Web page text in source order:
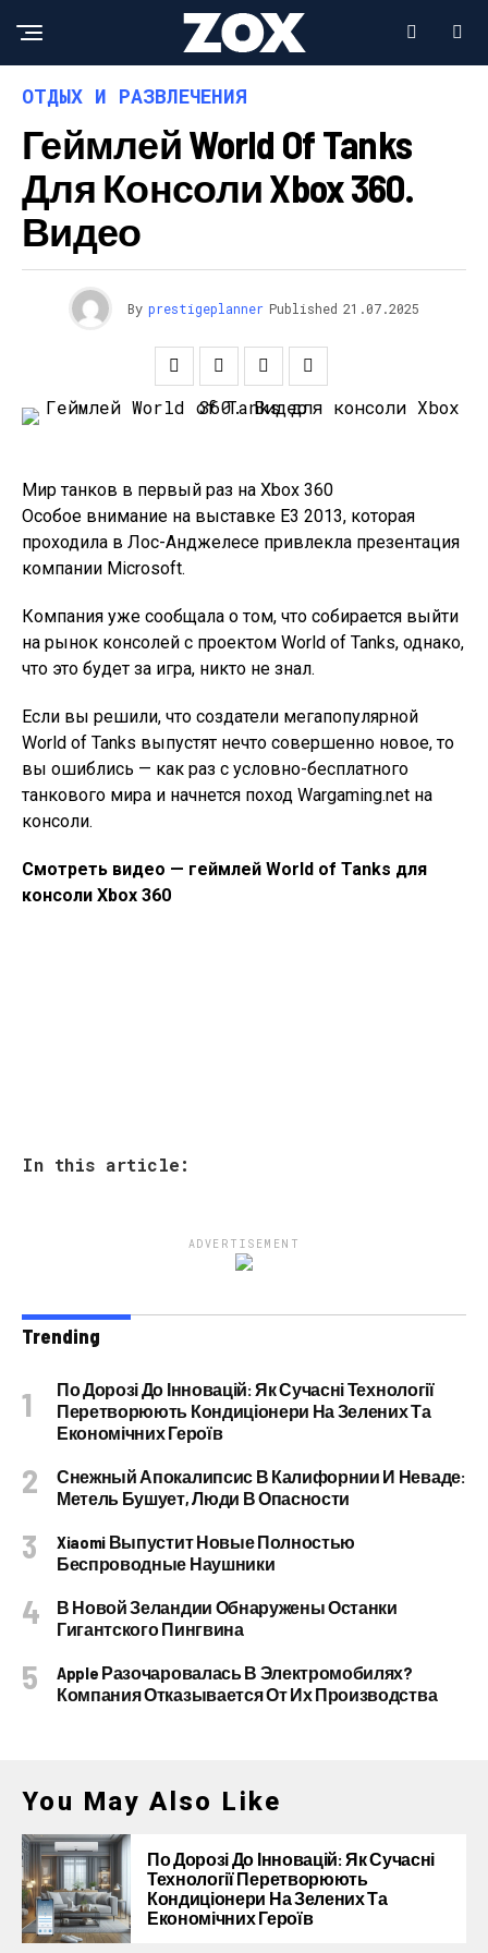
ОТДЫХ И РАЗВЛЕЧЕНИЯ
Геймлей World Of Tanks
Для Консоли Xbox 360.
Видео
By prestigeplanner Published 21.07.2025
Мир танков в первый раз на Xbox 360
Особое внимание на выставке Е3 2013, которая
проходила в Лос-Анджелесе привлекла презентация
компании Microsoft.
Компания уже сообщала о том, что собирается выйти
на рынок консолей с проектом World of Tanks, однако,
что это будет за игра, никто не знал.
Если вы решили, что создатели мегапопулярной
World of Tanks выпустят нечто совершенно новое, то
вы ошиблись — как раз с условно-бесплатного
танкового мира и начнется поход Wargaming.net на
консоли.
Смотреть видео — геймлей World of Tanks для
консоли Xbox 360
In this article:
ADVERTISEMENT
Trending
По Дорозі До Інновацій: Як Сучасні Технології
Перетворюють Кондиціонери На Зелених Та
Економічних Героїв
Снежный Апокалипсис В Калифорнии И Неваде:
Метель Бушует, Люди В Опасности
Xiaomi Выпустит Новые Полностью
Беспроводные Наушники
В Новой Зеландии Обнаружены Останки
Гигантского Пингвина
Apple Разочаровалась В Электромобилях?
Компания Отказывается От Их Производства
You May Also Like
По Дорозі До Інновацій: Як Сучасні
Технології Перетворюють
Кондиціонери На Зелених Та
Економічних Героїв